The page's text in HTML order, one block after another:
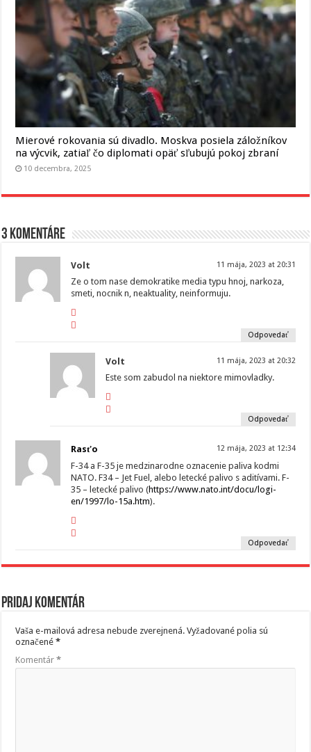
Mierové rokovania sú divadlo. Moskva posiela záložníkov
na výcvik, zatiaľ čo diplomati opäť sľubujú pokoj zbraní
10 decembra, 2025
3 komentáre
Volt 11 mája, 2023 at 20:31
Ze o tom nase demokratike media typu hnoj, narkoza,
smeti, nocnik n, neaktuality, neinformuju.
Odpovedať
Volt 11 mája, 2023 at 20:32
Este som zabudol na niektore mimovladky.
Odpovedať
Rasťo 12 mája, 2023 at 12:34
F-34 a F-35 je medzinarodne oznacenie paliva kodmi
NATO. F34 – Jet Fuel, alebo letecké palivo s aditívami. F-
35 – letecké palivo (https://www.nato.int/docu/logi-
en/1997/lo-15a.htm).
Odpovedať
Pridaj komentár
Vaša e-mailová adresa nebude zverejnená. Vyžadované polia sú
označené*
Komentár*